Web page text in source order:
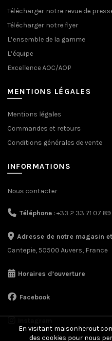
Télécharger notre revue de
Télécharger notre flyer
L’ensemble de la gamme
L’équipe
Excellence AOC/AOP
MENTIONS LÉGALES
Mentions légales
Commandes et retours
Conditions générales de vente
INFORMATIONS
Nous contacter
Téléphone : +33 2 33 71 07 89
Adresse de notre magasin
Cantepie, 50500 Auvers, France
Horaires d’ouverture
Facebook
En visitant
des cookies pour nous